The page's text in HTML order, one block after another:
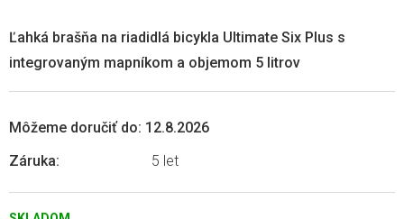
Môžeme doručiť do: 12.8.2026
Záruka: 5 let
Ľahká brašňa na riadidlá bicykla Ultimate Six Plus s
integrovaným mapníkom a objemom 5 litrov